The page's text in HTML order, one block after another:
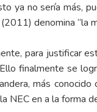
ya no sería más,
denomina “la
para justificar
finalmente se
más conocido
NEC en a la forma